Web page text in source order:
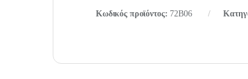
Κωδικός προϊόντος: 72B06